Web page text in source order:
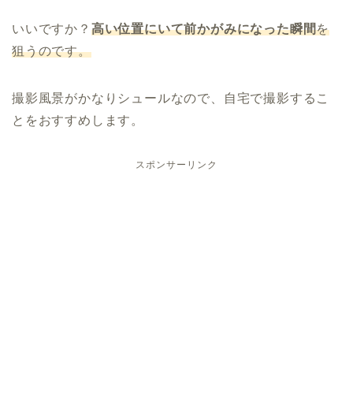
いいですか？ 高い位置にいて前かがみになった瞬間を
狙うのです。
撮影風景がかなりシュールなので、自宅で撮影するこ
とをおすすめします。
スポンサーリンク